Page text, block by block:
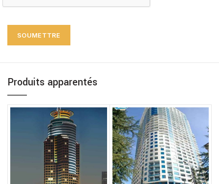
Produits apparentés